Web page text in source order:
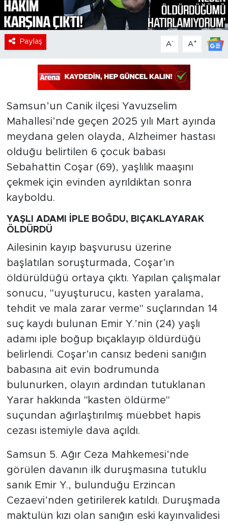
Paylaş A- A+
Samsun’un Canik ilçesi Yavuzselim
Mahallesi’nde geçen 2025 yılı Mart ayında
meydana gelen olayda, Alzheimer hastası
olduğu belirtilen 6 çocuk babası
Sebahattin Coşar (69), yaşlılık maaşını
çekmek için evinden ayrıldıktan sonra
kayboldu.
YAŞLI ADAMI İPLE BOĞDU, BIÇAKLAYARAK
ÖLDÜRDÜ
Ailesinin kayıp başvurusu üzerine
başlatılan soruşturmada, Coşar’ın
öldürüldüğü ortaya çıktı. Yapılan çalışmalar
sonucu, "uyuşturucu, kasten yaralama,
tehdit ve mala zarar verme" suçlarından 14
suç kaydı bulunan Emir Y.’nin (24) yaşlı
adamı iple boğup bıçaklayıp öldürdüğü
belirlendi. Coşar’ın cansız bedeni sanığın
babasına ait evin bodrumunda
bulunurken, olayın ardından tutuklanan
Yarar hakkında "kasten öldürme"
suçundan ağırlaştırılmış müebbet hapis
cezası istemiyle dava açıldı.
Samsun 5. Ağır Ceza Mahkemesi’nde
görülen davanın ilk duruşmasına tutuklu
sanık Emir Y., bulunduğu Erzincan
Cezaevi’nden getirilerek katıldı. Duruşmada
maktulün kızı olan sanığın eski kayınvalidesi